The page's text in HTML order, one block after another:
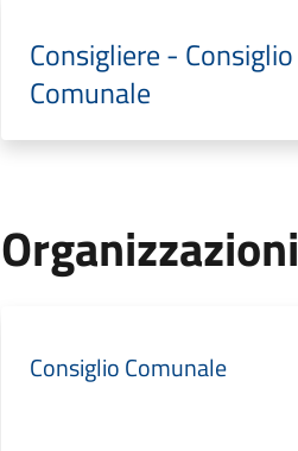
Consigliere - Consiglio
Comunale
Organizzazioni
Consiglio Comunale